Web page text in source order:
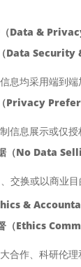
（Data &
Data Security
息均采用端到端
Privacy
信息展示或仅授
（No Data
交换或以商业目
&
（Ethics
合作、科研伦理